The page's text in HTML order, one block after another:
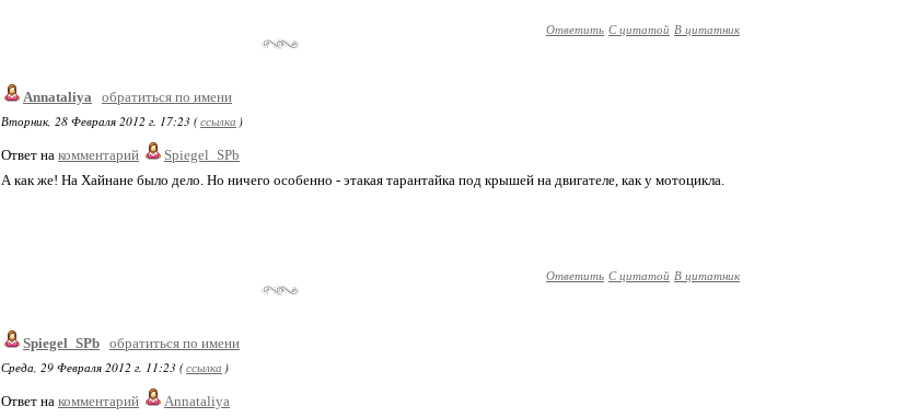
Ответить С цитатой В цитатник
Annataliya
обратиться по имени
Вторник, 28 Февраля 2012 г. 17:23 (ссылка )
Ответ на комментарий
Spiegel_SPb
А как же! На Хайнане было дело. Но ничего особенно - этакая тарантайка под крышей на двигателе, как у мотоцикла.
Ответить С цитатой В цитатник
Spiegel_SPb обратиться по имени
Среда, 29 Февраля 2012 г. 11:23 (ссылка )
Ответ на комментарий
Annataliya